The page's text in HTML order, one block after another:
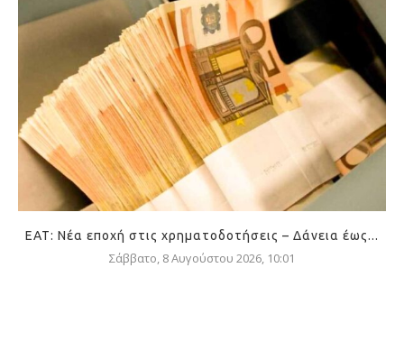
ΕΑΤ: Νέα εποχή στις χρηματοδοτήσεις – Δάνεια έως...
Σάββατο, 8 Αυγούστου 2026, 10:01